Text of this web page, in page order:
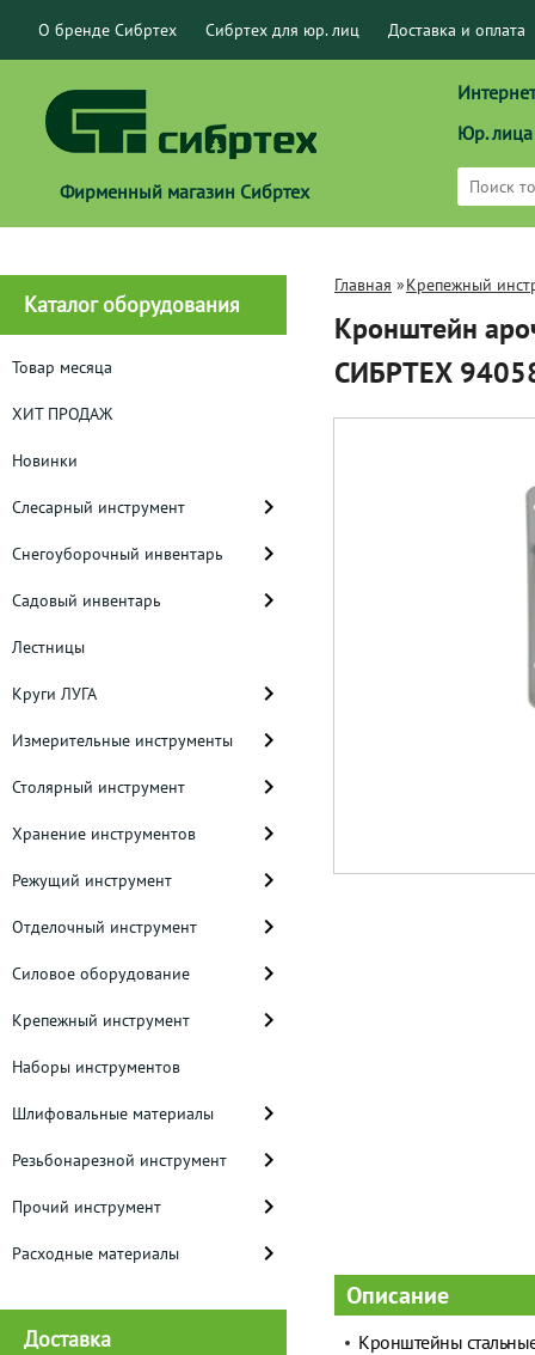
О бренде Сибртех Сибртех для юр. лиц Доставка и оплата
Фирменный магазин Сибртех
Юр. лица
Каталог оборудования
Товар месяца
ХИТ ПРОДАЖ
Новинки
Слесарный инструмент
Снегоуборочный инвентарь
Садовый инвентарь
Лестницы
Круги ЛУГА
Измерительные инструменты
Столярный инструмент
Хранение инструментов
Режущий инструмент
Отделочный инструмент
Силовое оборудование
Крепежный инструмент
Наборы инструментов
Шлифовальные материалы
Резьбонарезной инструмент
Прочий инструмент
Расходные материалы
Доставка
Главная »Крепежный
Кронштейн
СИБРТЕХ
Описание
Кронштейны